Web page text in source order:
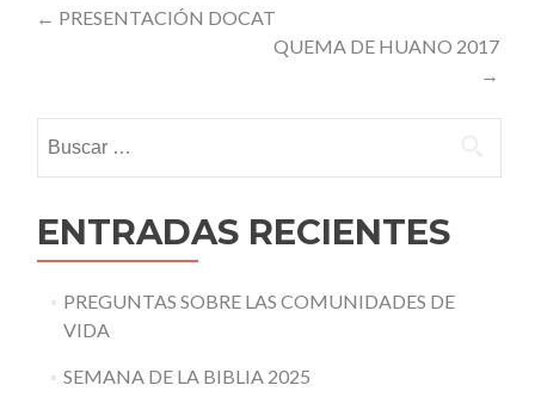
Post
← PRESENTACIÓN DOCAT
QUEMA DE HUANO 2017
→
ENTRADAS RECIENTES
PREGUNTAS SOBRE LAS COMUNIDADES DE
VIDA
SEMANA DE LA BIBLIA 2025